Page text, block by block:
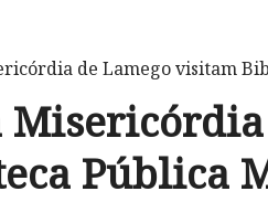
de Lamego visitam
Pública